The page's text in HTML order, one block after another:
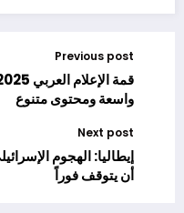
Previous post
واسعة ومحتوى متنوع
Next post
إيطاليا: الهجوم
أن يتوقف فوراً